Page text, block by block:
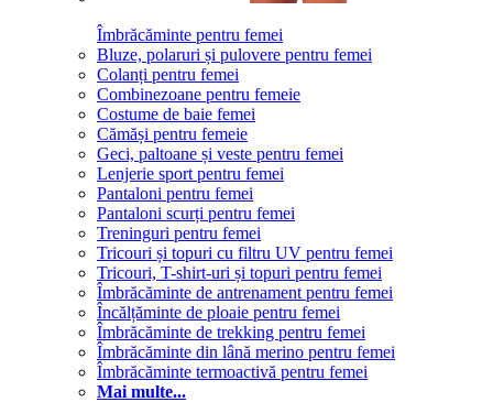
Îmbrăcăminte pentru femei
Bluze, polaruri și pulovere pentru femei
Colanți pentru femei
Combinezoane pentru femeie
Costume de baie femei
Cămăși pentru femeie
Geci, paltoane și veste pentru femei
Lenjerie sport pentru femei
Pantaloni pentru femei
Pantaloni scurți pentru femei
Treninguri pentru femei
Tricouri și topuri cu filtru UV pentru femei
Tricouri, T-shirt-uri și topuri pentru femei
Îmbrăcăminte de antrenament pentru femei
Încălțăminte de ploaie pentru femei
Îmbrăcăminte de trekking pentru femei
Îmbrăcăminte din lână merino pentru femei
Îmbrăcăminte termoactivă pentru femei
Mai multe...